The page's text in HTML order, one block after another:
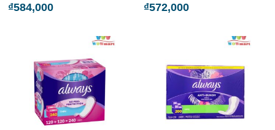
₫584,000 ₫572,000